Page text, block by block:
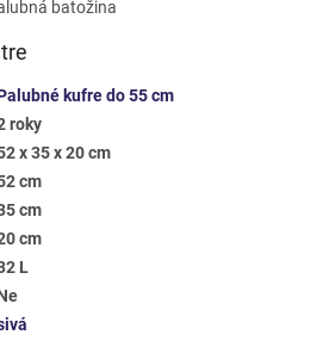
batožina
kufre do 55 cm
roky
x 35 x 20 cm
cm
cm
cm
L